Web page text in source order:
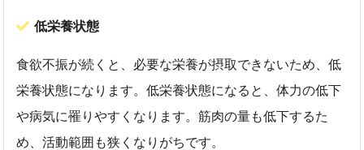
低栄養状態
食欲不振が続くと、必要な栄養が摂取できないため、低
栄養状態になります。低栄養状態になると、体力の低下
や病気に罹りやすくなります。筋肉の量も低下するた
め、活動範囲も狭くなりがちです。